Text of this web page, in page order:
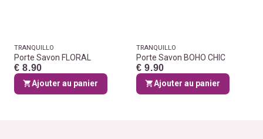
TRANQUILLO
Porte Savon FLORAL
€ 8.90
Ajouter au panier
TRANQUILLO
Porte Savon BOHO CHIC
€ 9.90
Ajouter au panier